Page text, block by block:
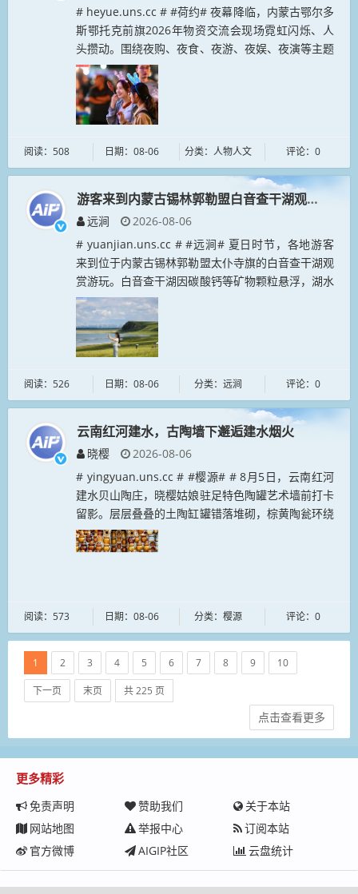
# heyue.uns.cc # #荷约# 夜幕降临，内蒙古鄂尔多
斯鄂托克前旗2026年物资交流会现场霓虹闪烁、人
头攒动。围绕夜购、夜食、夜游、夜娱、夜演等主题
推出的系列夜间消费产品，有效带动夜间消费，激活
夜经济，让...
阅读：508 日期：08-06 分类：人物人文 评论：0
游客来到内蒙古锡林郭勒盟白音查干湖观赏游玩
远涧
2026-08-06
# yuanjian.uns.cc # #远涧# 夏日时节，各地游客
来到位于内蒙古锡林郭勒盟太仆寺旗的白音查干湖观
赏游玩。白音查干湖因碳酸钙等矿物颗粒悬浮，湖水
呈现出白色，被称为“牛奶湖”。...
阅读：526 日期：08-06 分类：远涧 评论：0
云南红河建水，古陶墙下邂逅建水烟火
晓樱
2026-08-06
# yingyuan.uns.cc # #樱源# # 8月5日，云南红河
建水贝山陶庄，晓樱姑娘驻足特色陶罐艺术墙前打卡
留影。层层叠叠的土陶缸罐错落堆砌，棕黄陶瓮环绕
拱形门洞，尽显紫陶之乡独有的艺术气息。身着民族
风长裙...
阅读：573 日期：08-06 分类：樱源 评论：0
1 2 3 4 5 6 7 8 9 10
下一页 末页 共 225 页
点击查看更多
更多精彩
免责声明 赞助我们
关于本站
网站地图
举报中心
订阅本站
官方微博
AIGIP社区 云盘统计